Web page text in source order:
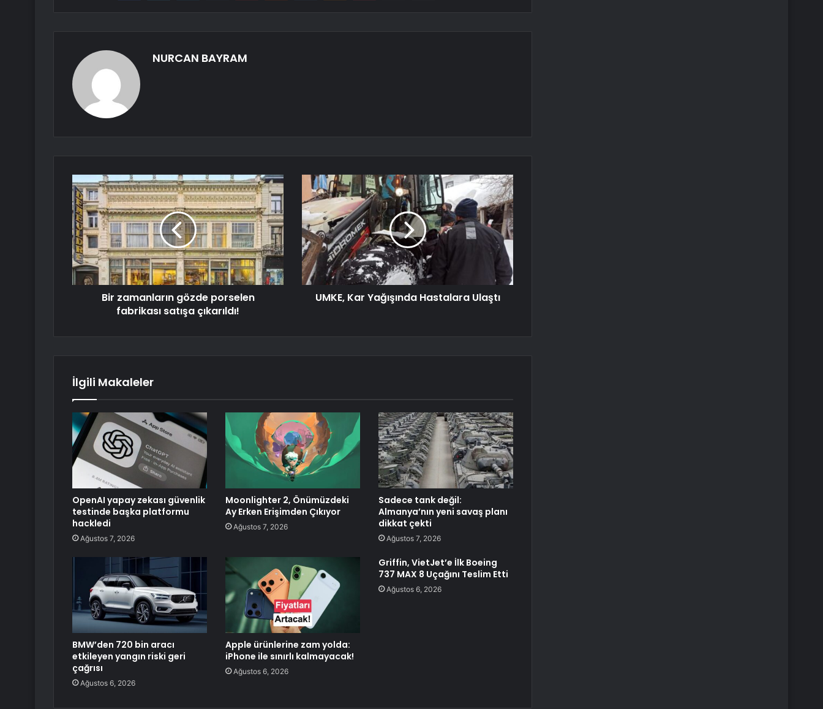
NURCAN BAYRAM
Bir zamanların gözde porselen
fabrikası satışa çıkarıldı!
UMKE, Kar Yağışında Hastalara Ulaştı
İlgili Makaleler
OpenAI yapay zekası güvenlik
testinde başka platformu
hackledi
Ağustos 7, 2026
Moonlighter 2, Önümüzdeki
Ay Erken Erişimden Çıkıyor
Ağustos 7, 2026
Sadece tank değil:
Almanya’nın yeni savaş planı
dikkat çekti
Ağustos 7, 2026
BMW’den 720 bin aracı
etkileyen yangın riski geri
çağrısı
Ağustos 6, 2026
Apple ürünlerine zam yolda:
iPhone ile sınırlı kalmayacak!
Ağustos 6, 2026
Griffin, VietJet’e İlk Boeing
737 MAX 8 Uçağını Teslim Etti
Ağustos 6, 2026